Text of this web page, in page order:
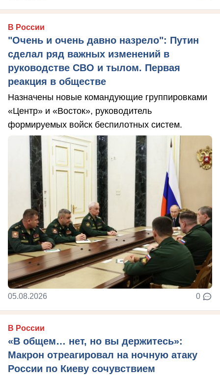
В России
"Очень и очень давно назрело": Путин
сделал ряд важных изменений в
руководстве СВО и тылом. Первая
реакция в обществе
Назначены новые командующие группировками
«Центр» и «Восток», руководитель
формируемых войск беспилотных систем.
05.08.2026 0
В России
«В общем… нет, но вы держитесь»:
Макрон отреагировал на ночную атаку
России по Киеву сочувствием